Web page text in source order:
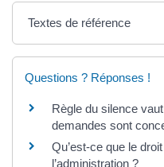
Textes de référence
Questions ? Réponses !
Règle du silence
demandes sont
Qu’est-ce que le
l’administration ?